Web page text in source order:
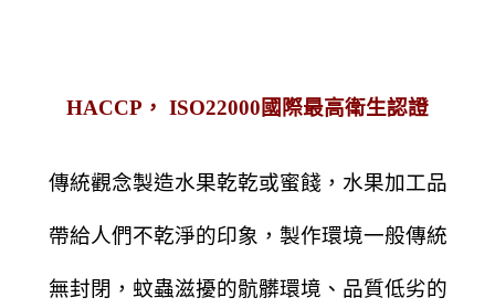
HACCP， ISO22000國際最高衛生認證
傳統觀念製造水果乾乾或蜜餞，水果加工品
帶給人們不乾淨的印象，製作環境一般傳統
無封閉，蚊蟲滋擾的骯髒環境、品質低劣的